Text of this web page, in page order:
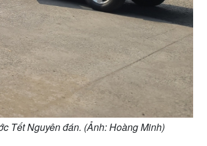
Tết Nguyên đán. (Ảnh: Hoàng Minh)